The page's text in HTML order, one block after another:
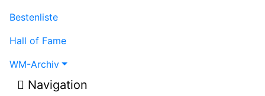
Bestenliste
Hall of Fame
WM-Archiv
Navigation